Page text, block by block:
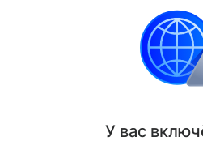
для образования массивных
У вас включ